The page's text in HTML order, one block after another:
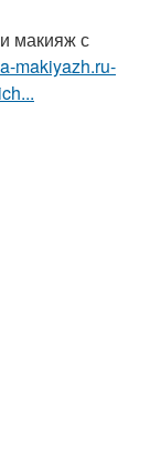
макияж с
makiyazh.ru-